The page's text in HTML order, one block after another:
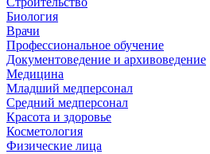
Биология
Врачи
Профессиональное обучение
Документоведение и архивоведение
Медицина
Младший медперсонал
Средний медперсонал
Красота и здоровье
Косметология
Физические лица